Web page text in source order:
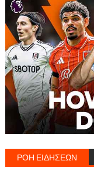
ΡΟΗ ΕΙΔΗΣΕΩΝ